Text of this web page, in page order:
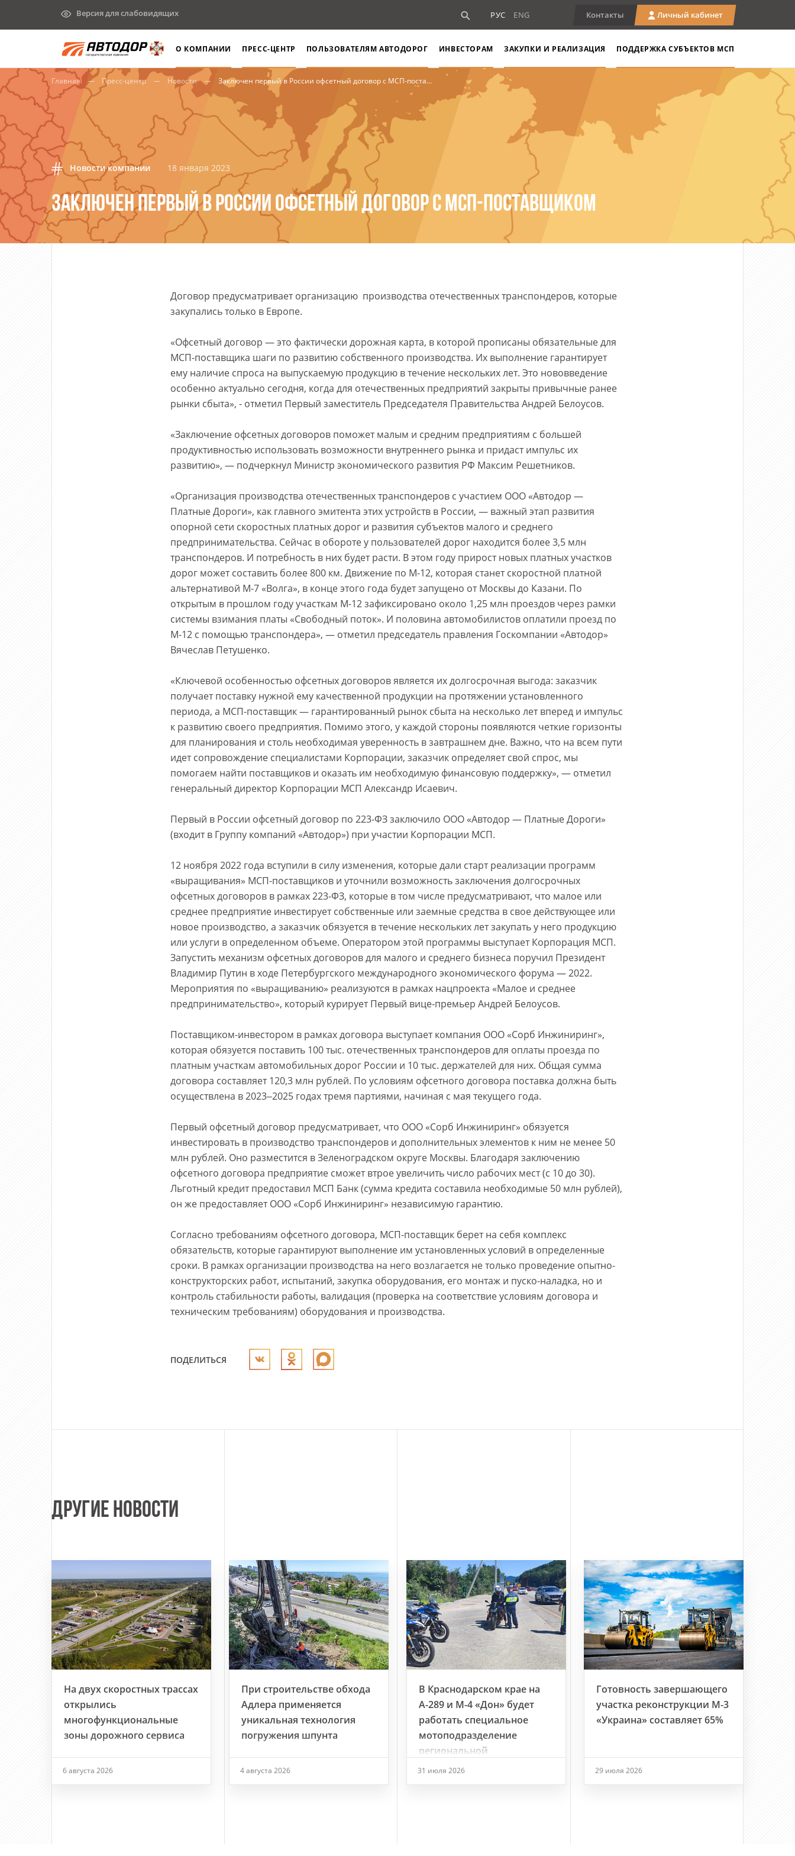
Версия для слабовидящих РУС ENG Контакты Личный кабинет
О КОМПАНИИ ПРЕСС-ЦЕНТР ПОЛЬЗОВАТЕЛЯМ АВТОДОРОГ ИНВЕСТОРАМ ЗАКУПКИ И РЕАЛИЗАЦИЯ ПОДДЕРЖКА СУБЪЕКТОВ МСП
Главная Пресс-центр Новости Заключен первый в России офсетный договор с МСП-поставщиком
Новости компании 18 января 2023
ЗАКЛЮЧЕН ПЕРВЫЙ В РОССИИ ОФСЕТНЫЙ ДОГОВОР С МСП-ПОСТАВЩИКОМ
Договор предусматривает организацию производства отечественных транспондеров, которые
закупались только в Европе.
«Офсетный договор — это фактически дорожная карта, в которой прописаны обязательные для
МСП-поставщика шаги по развитию собственного производства. Их выполнение гарантирует
ему наличие спроса на выпускаемую продукцию в течение нескольких лет. Это нововведение
особенно актуально сегодня, когда для отечественных предприятий закрыты привычные ранее
рынки сбыта», - отметил Первый заместитель Председателя Правительства Андрей Белоусов.
«Заключение офсетных договоров поможет малым и средним предприятиям с большей
продуктивностью использовать возможности внутреннего рынка и придаст импульс их
развитию», — подчеркнул Министр экономического развития РФ Максим Решетников.
«Организация производства отечественных транспондеров с участием ООО «Автодор —
Платные Дороги», как главного эмитента этих устройств в России, — важный этап развития
опорной сети скоростных платных дорог и развития субъектов малого и среднего
предпринимательства. Сейчас в обороте у пользователей дорог находится более 3,5 млн
транспондеров. И потребность в них будет расти. В этом году прирост новых платных участков
дорог может составить более 800 км. Движение по М-12, которая станет скоростной платной
альтернативой М-7 «Волга», в конце этого года будет запущено от Москвы до Казани. По
открытым в прошлом году участкам М-12 зафиксировано около 1,25 млн проездов через рамки
системы взимания платы «Свободный поток». И половина автомобилистов оплатили проезд по
М-12 с помощью транспондера», — отметил председатель правления Госкомпании «Автодор»
Вячеслав Петушенко.
«Ключевой особенностью офсетных договоров является их долгосрочная выгода: заказчик
получает поставку нужной ему качественной продукции на протяжении установленного
периода, а МСП-поставщик — гарантированный рынок сбыта на несколько лет вперед и импульс
к развитию своего предприятия. Помимо этого, у каждой стороны появляются четкие горизонты
для планирования и столь необходимая уверенность в завтрашнем дне. Важно, что на всем пути
идет сопровождение специалистами Корпорации, заказчик определяет свой спрос, мы
помогаем найти поставщиков и оказать им необходимую финансовую поддержку», — отметил
генеральный директор Корпорации МСП Александр Исаевич.
Первый в России офсетный договор по 223-ФЗ заключило ООО «Автодор — Платные Дороги»
(входит в Группу компаний «Автодор») при участии Корпорации МСП.
12 ноября 2022 года вступили в силу изменения, которые дали старт реализации программ
«выращивания» МСП-поставщиков и уточнили возможность заключения долгосрочных
офсетных договоров в рамках 223-ФЗ, которые в том числе предусматривают, что малое или
среднее предприятие инвестирует собственные или заемные средства в свое действующее или
новое производство, а заказчик обязуется в течение нескольких лет закупать у него продукцию
или услуги в определенном объеме. Оператором этой программы выступает Корпорация МСП.
Запустить механизм офсетных договоров для малого и среднего бизнеса поручил Президент
Владимир Путин в ходе Петербургского международного экономического форума — 2022.
Мероприятия по «выращиванию» реализуются в рамках нацпроекта «Малое и среднее
предпринимательство», который курирует Первый вице-премьер Андрей Белоусов.
Поставщиком-инвестором в рамках договора выступает компания ООО «Сорб Инжиниринг»,
которая обязуется поставить 100 тыс. отечественных транспондеров для оплаты проезда по
платным участкам автомобильных дорог России и 10 тыс. держателей для них. Общая сумма
договора составляет 120,3 млн рублей. По условиям офсетного договора поставка должна быть
осуществлена в 2023‒2025 годах тремя партиями, начиная с мая текущего года.
Первый офсетный договор предусматривает, что ООО «Сорб Инжиниринг» обязуется
инвестировать в производство транспондеров и дополнительных элементов к ним не менее 50
млн рублей. Оно разместится в Зеленоградском округе Москвы. Благодаря заключению
офсетного договора предприятие сможет втрое увеличить число рабочих мест (с 10 до 30).
Льготный кредит предоставил МСП Банк (сумма кредита составила необходимые 50 млн рублей),
он же предоставляет ООО «Сорб Инжиниринг» независимую гарантию.
Согласно требованиям офсетного договора, МСП-поставщик берет на себя комплекс
обязательств, которые гарантируют выполнение им установленных условий в определенные
сроки. В рамках организации производства на него возлагается не только проведение опытно-
конструкторских работ, испытаний, закупка оборудования, его монтаж и пуско-наладка, но и
контроль стабильности работы, валидация (проверка на соответствие условиям договора и
техническим требованиям) оборудования и производства.
ПОДЕЛИТЬСЯ
ДРУГИЕ НОВОСТИ
На двух скоростных трассах
открылись
многофункциональные
зоны дорожного сервиса
6 августа 2026
При строительстве обхода
Адлера применяется
уникальная технология
погружения шпунта
4 августа 2026
В Краснодарском крае на
А-289 и М-4 «Дон» будет
работать специальное
мотоподразделение
региональной
Госавтоинспекции
31 июля 2026
Готовность завершающего
участка реконструкции М-3
«Украина» составляет 65%
29 июля 2026